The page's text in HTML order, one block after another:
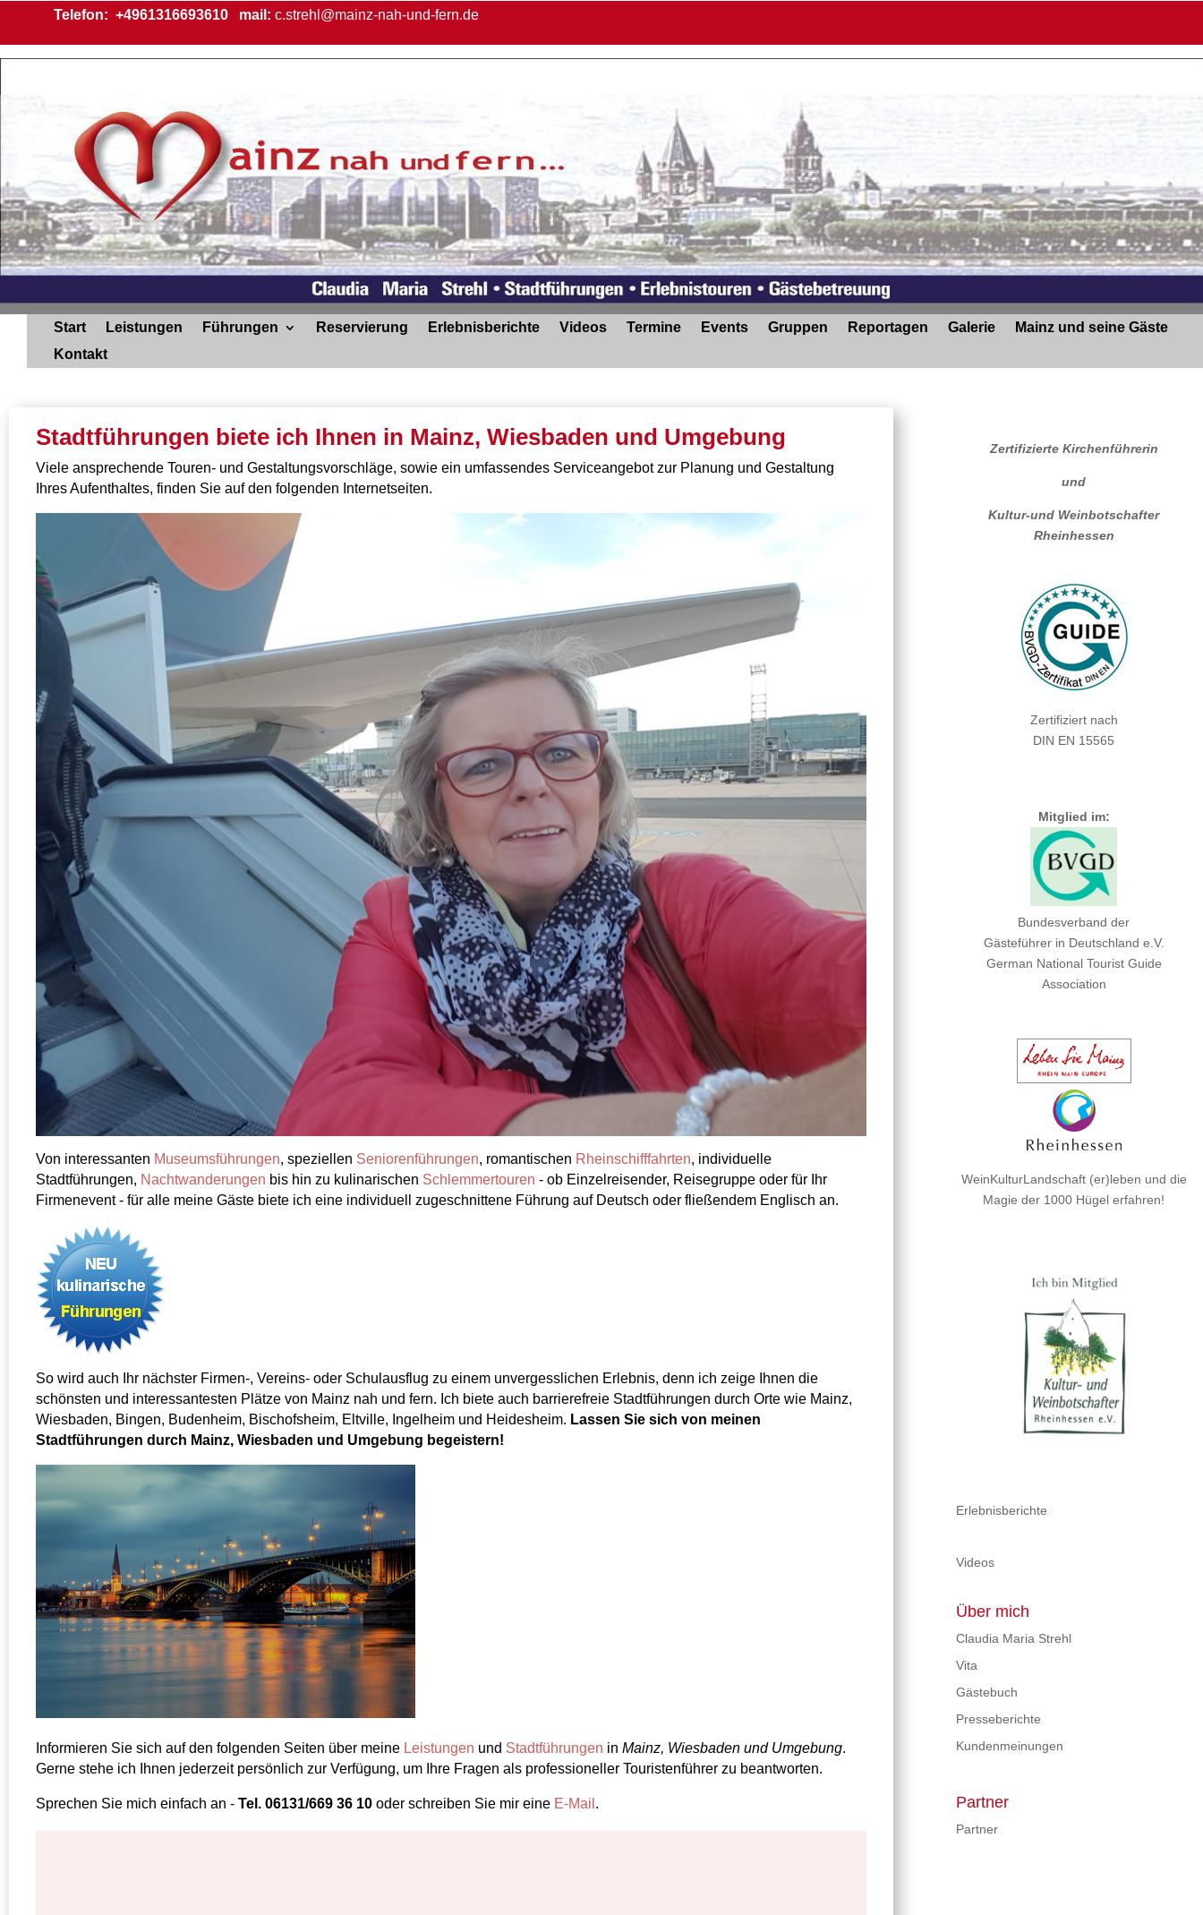
Telefon: +4961316693610 mail: c.strehl@mainz-nah-und-fern.de
Start Leistungen Führungen Reservierung Erlebnisberichte Videos Termine Events Gruppen Reportagen Galerie
Mainz und seine Gäste
Kontakt
Stadtführungen biete ich Ihnen in Mainz, Wiesbaden und Umgebung
Viele ansprechende Touren- und Gestaltungsvorschläge, sowie ein umfassendes Serviceangebot zur Planung und Gestaltung
Ihres Aufenthaltes, finden Sie auf den folgenden Internetseiten.
Von interessanten Museumsführungen, speziellen Seniorenführungen, romantischen Rheinschifffahrten, individuelle
Stadtführungen, Nachtwanderungen bis hin zu kulinarischen Schlemmertouren - ob Einzelreisender, Reisegruppe oder für Ihr
Firmenevent - für alle meine Gäste biete ich eine individuell zugeschnittene Führung auf Deutsch oder fließendem Englisch an.
So wird auch Ihr nächster Firmen-, Vereins- oder Schulausflug zu einem unvergesslichen Erlebnis, denn ich zeige Ihnen die
schönsten und interessantesten Plätze von Mainz nah und fern. Ich biete auch barrierefreie Stadtführungen durch Orte wie Mainz,
Wiesbaden, Bingen, Budenheim, Bischofsheim, Eltville, Ingelheim und Heidesheim. Lassen Sie sich von meinen
Stadtführungen durch Mainz, Wiesbaden und Umgebung begeistern!
Informieren Sie sich auf den folgenden Seiten über meine Leistungen und Stadtführungen in Mainz, Wiesbaden und Umgebung.
Gerne stehe ich Ihnen jederzeit persönlich zur Verfügung, um Ihre Fragen als professioneller Touristenführer zu beantworten.
Sprechen Sie mich einfach an - Tel. 06131/669 36 10oder schreiben Sie mir eine E-Mail .
Zertifizierte Kirchenführerin
und
Kultur-und Weinbotschafter
Rheinhessen
Zertifiziert nach
DIN EN 15565
Mitglied im:
Bundesverband der
Gästeführer in Deutschland e.V.
German National Tourist Guide
Association
WeinKulturLandschaft (er)leben und die
Magie der 1000 Hügel erfahren!
Erlebnisberichte
Videos
Über mich
Claudia Maria Strehl
Vita
Gästebuch
Presseberichte
Kundenmeinungen
Partner
Partner